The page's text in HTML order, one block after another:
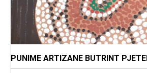
PUNIME ARTIZANE BUTRINT